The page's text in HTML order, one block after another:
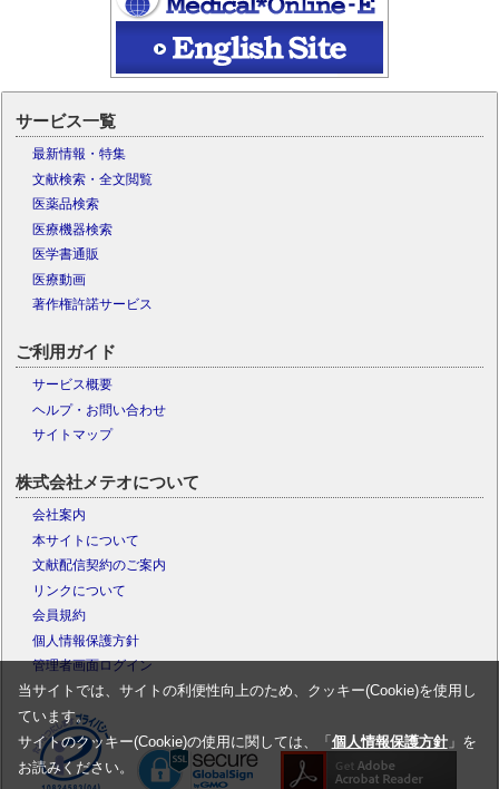
サービス一覧
最新情報・特集
文献検索・全文閲覧
医薬品検索
医療機器検索
医学書通販
医療動画
著作権許諾サービス
ご利用ガイド
サービス概要
ヘルプ・お問い合わせ
サイトマップ
株式会社メテオについて
会社案内
本サイトについて
文献配信契約のご案内
リンクについて
会員規約
個人情報保護方針
管理者画面ログイン
当サイトでは、サイトの利便性向上のため、クッキー(Cookie)を使用し
ています。
サイトのクッキー(Cookie)の使用に関しては、「 個人情報保護方針」を
お読みください。